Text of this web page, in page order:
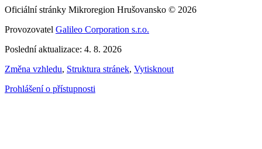
Oficiální stránky Mikroregion Hrušovansko © 2026
Provozovatel Galileo Corporation s.r.o.
Poslední aktualizace: 4. 8. 2026
Změna vzhledu, Struktura stránek, Vytisknout
Prohlášení o přístupnosti